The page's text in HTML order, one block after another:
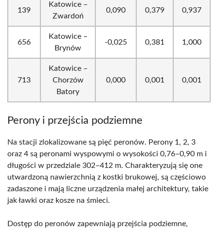
139
Katowice –
Zwardoń
0,090 0,379 0,937
656
Katowice –
Brynów
-0,025 0,381 1,000
713
Katowice –
Chorzów
Batory
0,000 0,001 0,001
Perony i przejścia podziemne
Na stacji zlokalizowane są pięć peronów. Perony 1, 2, 3
oraz 4 są peronami wyspowymi o wysokości 0,76–0,90 m i
długości w przedziale 302–412 m. Charakteryzują się one
utwardzoną nawierzchnią z kostki brukowej, są częściowo
zadaszone i mają liczne urządzenia małej architektury, takie
jak ławki oraz kosze na śmieci.
Dostęp do peronów zapewniają przejścia podziemne,